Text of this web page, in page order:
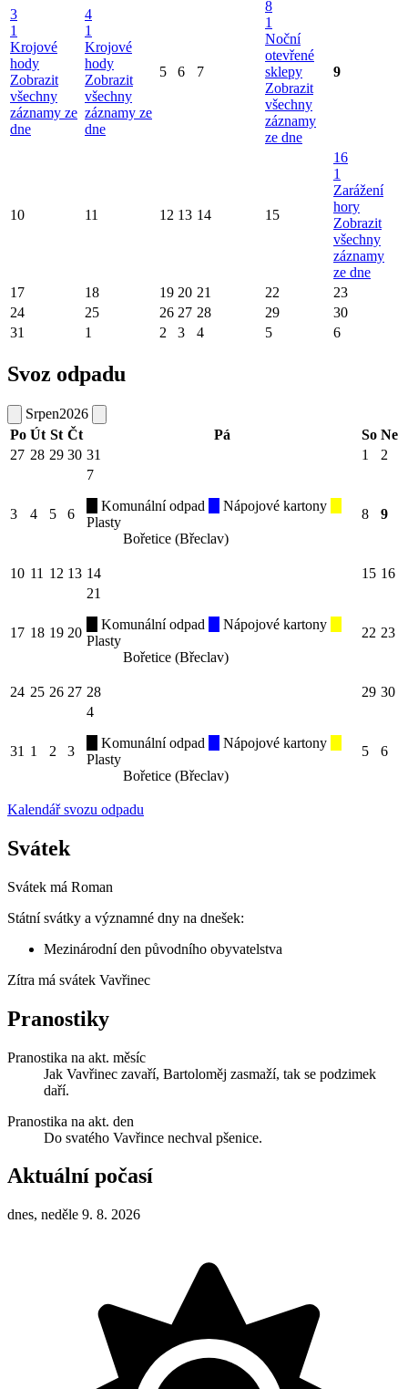
3
1
Krojové
hody
Zobrazit
všechny
záznamy ze
dne
4
1
Krojové
hody
Zobrazit
všechny
záznamy ze
dne
5 6 7
8
1
Noční
otevřené
sklepy
Zobrazit
všechny
záznamy
ze dne
9
10 11 12 13 14 15
16
1
Zarážení
hory
Zobrazit
všechny
záznamy
ze dne
17
18 19 20 21 22
23
24
25 26 27 28 29
30
31
1 2 3 4 5 6
Svoz odpadu
Srpen2026
Po Út St Čt Pá So Ne
27 28 29 30 31 1 2
3 4 5 6
7
Komunální odpad
Nápojové kartony
Plasty
Bořetice (Břeclav)
8 9
10 11 12 13 14 15 16
17 18 19 20
21
Komunální odpad
Nápojové kartony
Plasty
Bořetice (Břeclav)
22 23
24 25 26 27 28 29 30
31 1 2 3
4
Komunální odpad
Nápojové kartony
Plasty
Bořetice (Břeclav)
5 6
Kalendář svozu odpadu
Svátek
Svátek má Roman
Státní svátky a významné dny na dnešek:
Mezinárodní den původního obyvatelstva
Zítra má svátek Vavřinec
Pranostiky
Pranostika na akt. měsíc
Jak Vavřinec zavaří, Bartoloměj zasmaží, tak se podzimek
daří.
Pranostika na akt. den
Do svatého Vavřince nechval pšenice.
Aktuální počasí
dnes, neděle 9. 8. 2026